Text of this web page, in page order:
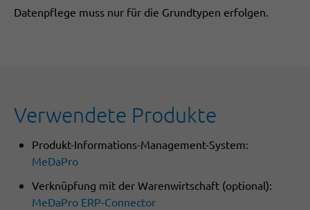
Datenpflege muss nur für die Grundtypen erfolgen.
Verwendete Produkte
Produkt-Informations-Management-System:
MeDaPro
Verknüpfung mit der Warenwirtschaft (optional):
MeDaPro ERP-Connector